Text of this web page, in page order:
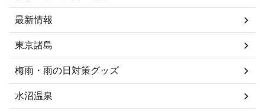
最新情報
東京諸島
梅雨・雨の日対策グッズ
水沼温泉